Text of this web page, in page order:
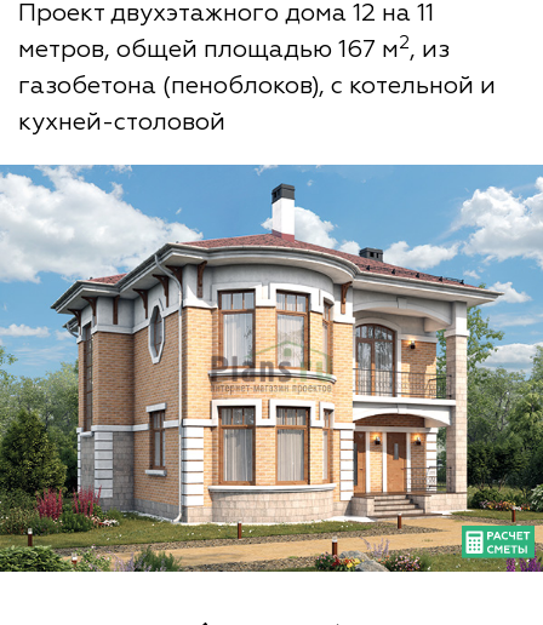
Проект двухэтажного дома 12 на 11
метров, общей площадью 167 м2, из
газобетона (пеноблоков), с котельной и
кухней-столовой